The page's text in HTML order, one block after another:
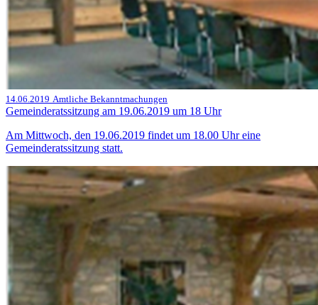
14.06.2019 Amtliche Bekanntmachungen
Gemeinderatssitzung am 19.06.2019 um 18 Uhr
Am Mittwoch, den 19.06.2019 findet um 18.00 Uhr eine
Gemeinderatssitzung statt.